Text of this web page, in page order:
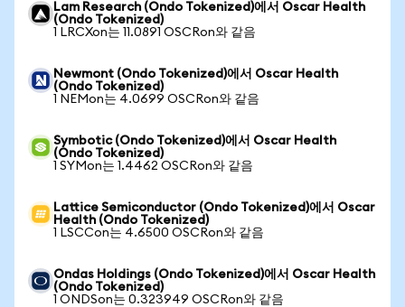
Lam Research (Ondo Tokenized)에서 Oscar Health
(Ondo Tokenized)
1 LRCXon는 11.0891 OSCRon와 같음
Newmont (Ondo Tokenized)에서 Oscar Health
(Ondo Tokenized)
1 NEMon는 4.0699 OSCRon와 같음
Symbotic (Ondo Tokenized)에서 Oscar Health
(Ondo Tokenized)
1 SYMon는 1.4462 OSCRon와 같음
Lattice Semiconductor (Ondo Tokenized)에서 Oscar
Health (Ondo Tokenized)
1 LSCCon는 4.6500 OSCRon와 같음
Ondas Holdings (Ondo Tokenized)에서 Oscar Health
(Ondo Tokenized)
1 ONDSon는 0.323949 OSCRon와 같음